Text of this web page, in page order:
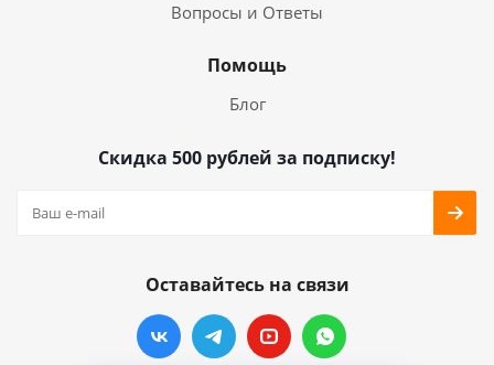
Вопросы и Ответы
Помощь
Блог
Скидка 500 рублей за подписку!
Оставайтесь на связи